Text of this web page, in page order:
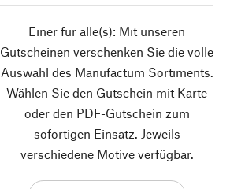
Einer für alle(s): Mit unseren
Gutscheinen verschenken Sie die volle
Auswahl des Manufactum Sortiments.
Wählen Sie den Gutschein mit Karte
oder den PDF-Gutschein zum
sofortigen Einsatz. Jeweils
verschiedene Motive verfügbar.